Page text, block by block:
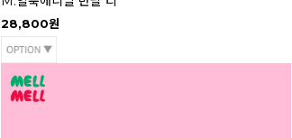
28,800원